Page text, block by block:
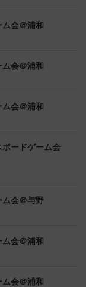
会＠浦和
会＠浦和
会＠浦和
ードゲーム会
ム会＠与野
会＠浦和
会＠浦和